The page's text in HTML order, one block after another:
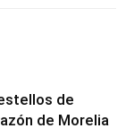
de
de Morelia